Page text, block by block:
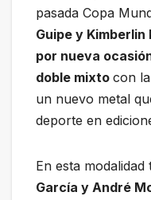
pasada Copa
Guipe y
por nueva
doble mixto con
un nuevo metal
deporte en
En esta
García y André